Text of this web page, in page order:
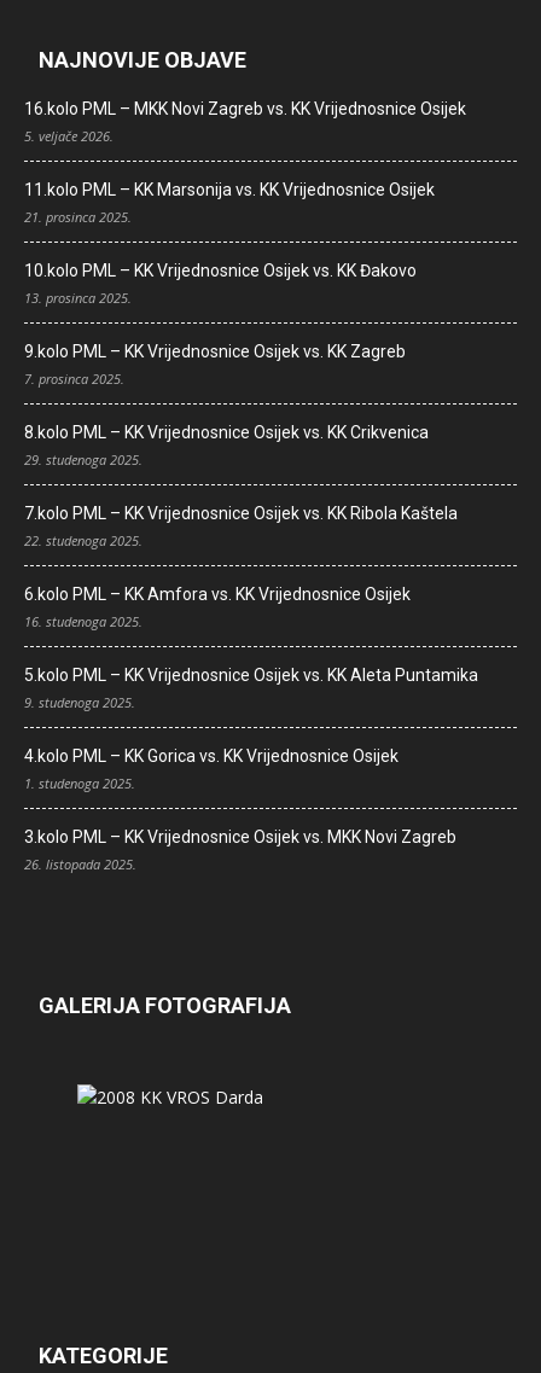
NAJNOVIJE OBJAVE
16.kolo PML – MKK Novi Zagreb vs. KK Vrijednosnice Osijek
5. veljače 2026.
11.kolo PML – KK Marsonija vs. KK Vrijednosnice Osijek
21. prosinca 2025.
10.kolo PML – KK Vrijednosnice Osijek vs. KK Đakovo
13. prosinca 2025.
9.kolo PML – KK Vrijednosnice Osijek vs. KK Zagreb
7. prosinca 2025.
8.kolo PML – KK Vrijednosnice Osijek vs. KK Crikvenica
29. studenoga 2025.
7.kolo PML – KK Vrijednosnice Osijek vs. KK Ribola Kaštela
22. studenoga 2025.
6.kolo PML – KK Amfora vs. KK Vrijednosnice Osijek
16. studenoga 2025.
5.kolo PML – KK Vrijednosnice Osijek vs. KK Aleta Puntamika
9. studenoga 2025.
4.kolo PML – KK Gorica vs. KK Vrijednosnice Osijek
1. studenoga 2025.
3.kolo PML – KK Vrijednosnice Osijek vs. MKK Novi Zagreb
26. listopada 2025.
GALERIJA FOTOGRAFIJA
KATEGORIJE